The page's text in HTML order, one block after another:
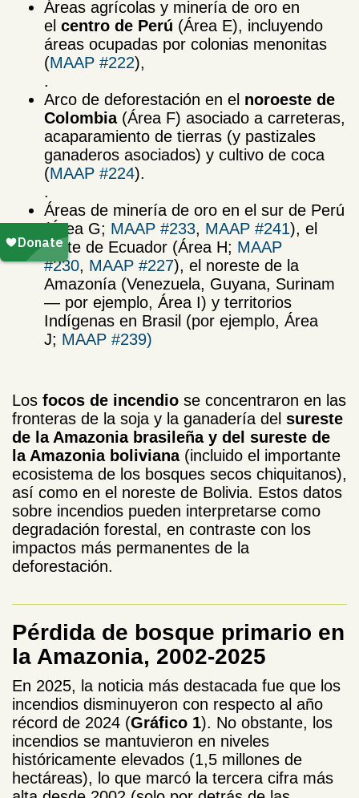
Áreas agrícolas y minería de oro en
el centro de Perú (Área E), incluyendo
áreas ocupadas por colonias menonitas
(MAAP #222),
.
Arco de deforestación en el noroeste de
Colombia(Área F) asociado a carreteras,
acaparamiento de tierras (y pastizales
ganaderos asociados) y cultivo de coca
(MAAP #224).
.
Áreas de minería de oro en el sur de Perú
(Área G; MAAP #233, MAAP #241), el
norte de Ecuador (Área H; MAAP
#230, MAAP #227), el noreste de la
Amazonía (Venezuela, Guyana, Surinam
— por ejemplo, Área I) y territorios
Indígenas en Brasil (por ejemplo, Área
J; MAAP #239)
Los focos de incendio se concentraron en las
fronteras de la soja y la ganadería del sureste
de la Amazonia brasileña y del sureste de
la Amazonia boliviana(incluido el importante
ecosistema de los bosques secos chiquitanos),
así como en el noreste de Bolivia. Estos datos
sobre incendios pueden interpretarse como
degradación forestal, en contraste con los
impactos más permanentes de la
deforestación.
Pérdida de bosque primario en
la Amazonia, 2002-2025
En 2025, la noticia más destacada fue que los
incendios disminuyeron con respecto al año
récord de 2024 (Gráfico 1). No obstante, los
incendios se mantuvieron en niveles
históricamente elevados (1,5 millones de
hectáreas), lo que marcó la tercera cifra más